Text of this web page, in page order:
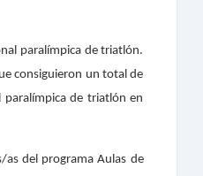
paralímpica de triatlón.
consiguieron un total de
paralímpica de triatlón en
as del programa Aulas de